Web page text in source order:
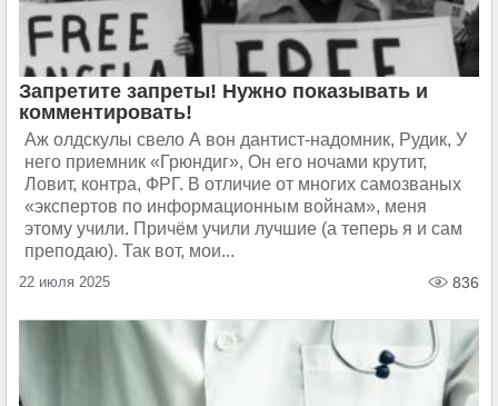
Запретите запреты! Нужно показывать и
комментировать!
Аж олдскулы свело А вон дантист-надомник, Рудик, У
него приемник «Грюндиг», Он его ночами крутит,
Ловит, контра, ФРГ. В отличие от многих самозваных
«экспертов по информационным войнам», меня
этому учили. Причём учили лучшие (а теперь я и сам
преподаю). Так вот, мои...
22 июля 2025 836